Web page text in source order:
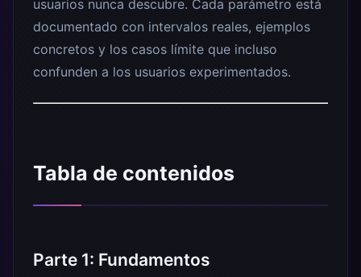
usuarios nunca descubre. Cada parámetro está
documentado con intervalos reales, ejemplos
concretos y los casos límite que incluso
confunden a los usuarios experimentados.
Tabla de contenidos
Parte 1: Fundamentos